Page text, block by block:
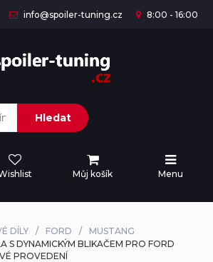
info@spoiler-tuning.cz 8:00 - 16:00
Hledat
Můj košík Menu
DÍLY FORD
MUSTANG
S DYNAMICKÝM BLIKAČEM PRO FORD
PROVEDENÍ